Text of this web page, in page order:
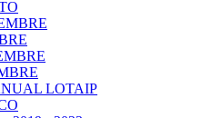
LOTAIP